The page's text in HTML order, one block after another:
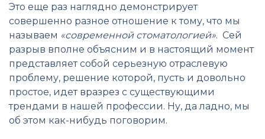
Это еще раз наглядно демонстрирует
совершенно разное отношение к тому, что мы
называем «современной стоматологией». Сей
разрыв вполне объясним и в настоящий момент
представляет собой серьезную отраслевую
проблему, решение которой, пусть и довольно
простое, идет вразрез с существующими
трендами в нашей профессии. Ну, да ладно, мы
об этом как-нибудь поговорим.